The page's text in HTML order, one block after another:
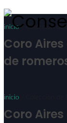
inicio/ Colección de
Coro
de
inicio
Coro